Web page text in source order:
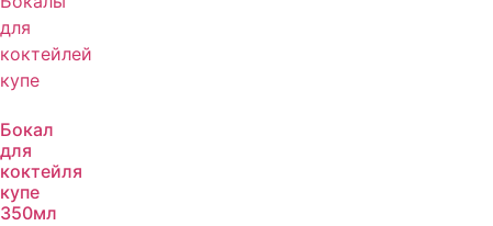
Бокал
для
коктейля
купе
350мл